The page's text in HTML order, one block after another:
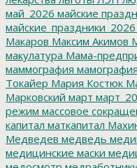
май_2026 майские
майские_праздники_2026
Макаров Максим Акимов
макулатура Мама-
маммография мамография
Токайер Мария Костюк
Марковский март
режим массовое
капитал маткапитал
Медведев медведь
медицинские маски